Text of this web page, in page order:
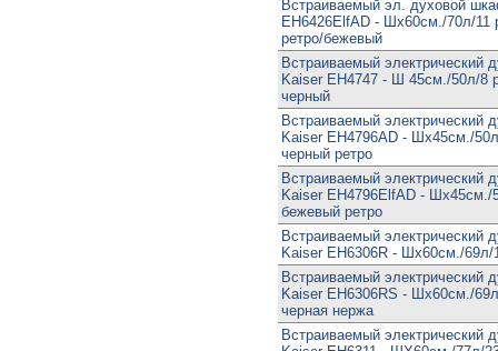
Встраиваемый эл. духовой
EH6426ElfAD - Шx60см./70л/11
ретро/бежевый
Встраиваемый электрический
Kaiser EH4747 - Ш 45см./50л/8
черный
Встраиваемый электрический
Kaiser EH4796AD - Шx45см./
черный ретро
Встраиваемый электрический
Kaiser EH4796ElfAD - Шx45см./
бежевый ретро
Встраиваемый электрический
Kaiser EH6306R - Шx60см./
Встраиваемый электрический
Kaiser EH6306RS - Шx60см./
черная нержа
Встраиваемый электрический